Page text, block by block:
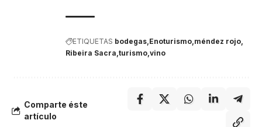
ETIQUETAS bodegas Enoturismo méndez rojo
Ribeira Sacra turismo vino
Comparte éste
artículo